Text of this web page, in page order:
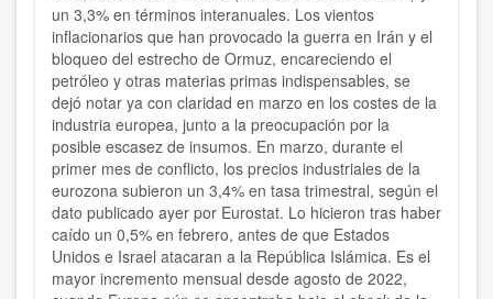
un 3,3% en términos interanuales. Los vientos
inflacionarios que han provocado la guerra en Irán y el
bloqueo del estrecho de Ormuz, encareciendo el
petróleo y otras materias primas indispensables, se
dejó notar ya con claridad en marzo en los costes de la
industria europea, junto a la preocupación por la
posible escasez de insumos. En marzo, durante el
primer mes de conflicto, los precios industriales de la
eurozona subieron un 3,4% en tasa trimestral, según el
dato publicado ayer por Eurostat. Lo hicieron tras haber
caído un 0,5% en febrero, antes de que Estados
Unidos e Israel atacaran a la República Islámica. Es el
mayor incremento mensual desde agosto de 2022,